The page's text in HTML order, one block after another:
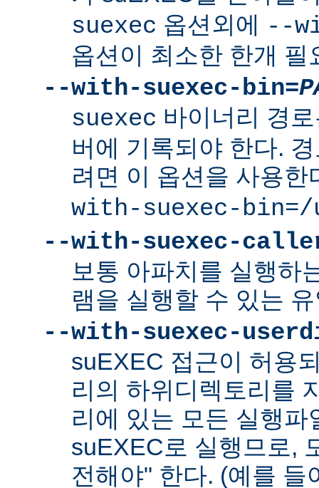
suexec 옵션외에
--
옵션이 최소한 한개 필
--with-suexec-bin=
suexec 바이너리 경
버에 기록되야 한다.
려면 이 옵션을 사용
with-suexec-
--with-suexec-
보통 아파치를 실행하
램을 실행할 수 있는
--with-suexec-
suEXEC 접근이 허용
리의 하위디렉토리를
리에 있는 모든 실행파
suEXEC로 실행므로,
전해야" 한다. (예를 들